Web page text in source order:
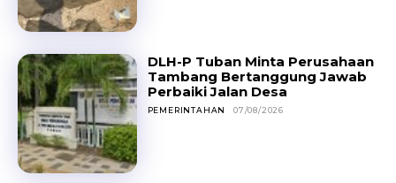
DLH-P Tuban Minta Perusahaan
Tambang Bertanggung Jawab
Perbaiki Jalan Desa
PEMERINTAHAN 07/08/2026